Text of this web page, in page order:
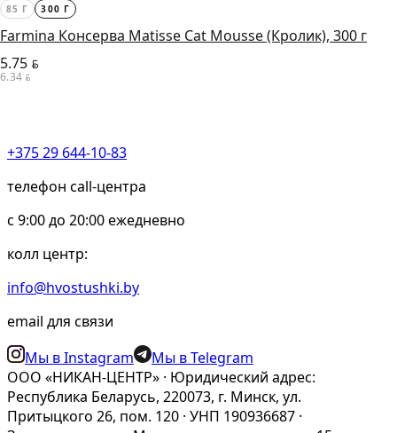
85 Г 300 Г
Farmina Консерва Matisse Cat Mousse (Кролик), 300 г
5.75 BYN
6.34 BYN
+375 29 644-10-83
телефон call-центра
c 9:00 до 20:00 ежедневно
колл центр:
info@hvostushki.by
email для связи
Мы в Instagram
Мы в Telegram
ООО «НИКАН-ЦЕНТР» · Юридический адрес:
Республика Беларусь, 220073, г. Минск, ул.
Притыцкого 26, пом. 120 · УНП 190936687 ·